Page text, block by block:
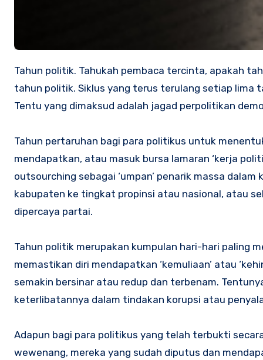
Tahun politik. Tahukah pembaca tercinta, apakah tahun politik itu? Tahun 2014 ini dinamakan oleh para politikus sebagai
tahun politik. Siklus yang terus terulang setiap lima
Tentu yang dimaksud adalah jagad perpolitikan
Tahun pertaruhan bagi para politikus untuk
mendapatkan, atau masuk bursa lamaran ‘kerja
outsourching sebagai ‘umpan’ penarik massa
kabupaten ke tingkat propinsi atau nasional, atau
dipercaya partai.
Tahun politik merupakan kumpulan hari-hari paling
memastikan diri mendapatkan ‘kemuliaan’ atau
semakin bersinar atau redup dan terbenam.
keterlibatannya dalam tindakan korupsi atau
Adapun bagi para politikus yang telah terbukti
wewenang, mereka yang sudah diputus dan